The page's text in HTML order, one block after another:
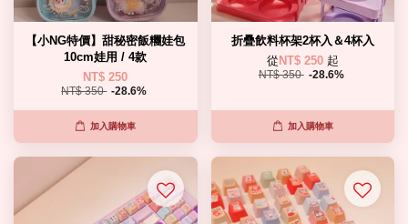
【小NG特價】甜秘密飯糰娃包
10cm娃用 / 4款
NT$ 250
NT$ 350 -28.6%
加入購物車
折疊飲料杯架2杯入＆4杯入
從 NT$ 250 起
NT$ 350 -28.6%
加入購物車